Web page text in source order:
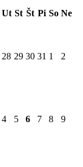
Ut St Št Pi So Ne
28 29 30 31 1 2
4 5 6 7 8 9